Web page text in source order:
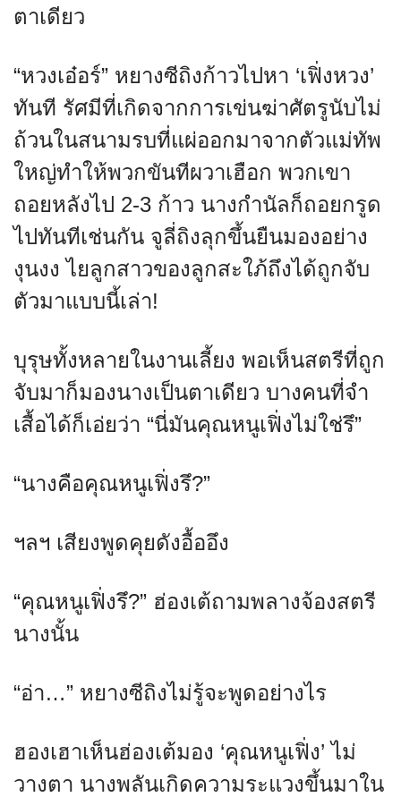
ตาเดียว
“หวงเอ๋อร์” หยางซีถิงก้าวไปหา ‘เฟิ่งหวง’
ทันที รัศมีที่เกิดจากการเข่นฆ่าศัตรูนับไม่
ถ้วนในสนามรบที่แผ่ออกมาจากตัวแม่ทัพ
ใหญ่ทำให้พวกขันทีผวาเฮือก พวกเขา
ถอยหลังไป 2-3 ก้าว นางกำนัลก็ถอยกรูด
ไปทันทีเช่นกัน จูลี่ถิงลุกขึ้นยืนมองอย่าง
งุนงง ไยลูกสาวของลูกสะใภ้ถึงได้ถูกจับ
ตัวมาแบบนี้เล่า!
บุรุษทั้งหลายในงานเลี้ยง พอเห็นสตรีที่ถูก
จับมาก็มองนางเป็นตาเดียว บางคนที่จำ
เสื้อได้ก็เอ่ยว่า “นี่มันคุณหนูเฟิ่งไม่ใช่รึ”
“นางคือคุณหนูเฟิ่งรึ?”
ฯลฯ เสียงพูดคุยดังอื้ออึง
“คุณหนูเฟิ่งรึ?” ฮ่องเต้ถามพลางจ้องสตรี
นางนั้น
“อ่า…” หยางซีถิงไม่รู้จะพูดอย่างไร
ฮองเฮาเห็นฮ่องเต้มอง ‘คุณหนูเฟิ่ง’ ไม่
วางตา นางพลันเกิดความระแวงขึ้นมาใน